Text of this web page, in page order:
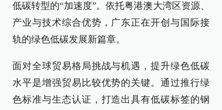
低碳转型的“加速度”。依托粤港澳大湾区资源、
产业与技术综合优势，广东正在开创与国际接
轨的绿色低碳发展新篇章。
面对全球贸易格局挑战与机遇，提升绿色低碳
水平是增强贸易比较优势的关键。通过推行绿
色标准与生态认证，打造出具有低碳标签的钢